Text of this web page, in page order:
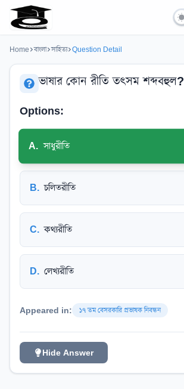
Home বাংলা সাহিত্য Question Detail
ভাষার কোন রীতি তৎসম শব্দবহুল?
Options:
A. সাধুরীতি
B. চলিতরীতি
C. কথ্যরীতি
D. লেখ্যরীতি
Appeared in: ১৭ তম বেসরকারি প্রভাষক নিবন্ধন
Hide Answer